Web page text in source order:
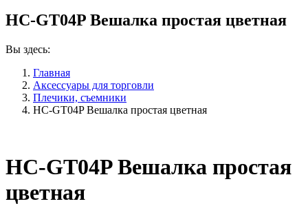
HC-GT04P Вешалка простая цветная
Вы здесь:
Главная
Аксессуары для торговли
Плечики, съемники
HC-GT04P Вешалка простая цветная
HC-GT04P Вешалка простая
цветная